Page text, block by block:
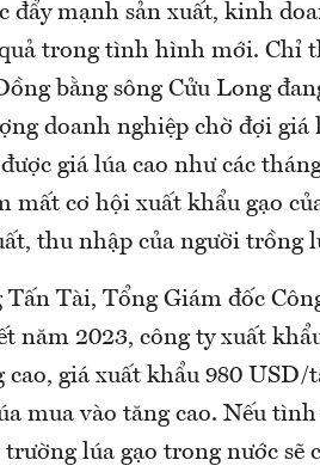
đẩy mạnh sản xuất, kinh
trong tình hình mới. Chỉ
bằng sông Cửu Long
doanh nghiệp chờ đợi giá
giá lúa cao như các
mất cơ hội xuất khẩu gạo
thu nhập của người trồng
Tấn Tài, Tổng Giám đốc
năm 2023, công ty xuất
cao, giá xuất khẩu 980
mua vào tăng cao. Nếu
lúa gạo trong nước sẽ